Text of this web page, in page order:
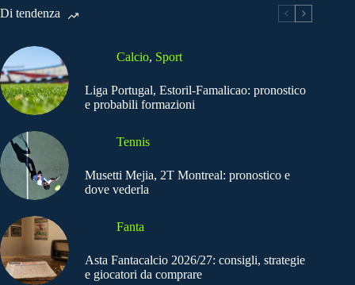
Di tendenza
Calcio, Sport
Liga Portugal, Estoril-Famalicao: pronostico
e probabili formazioni
Tennis
Musetti Mejia, 2T Montreal: pronostico e
dove vederla
Fanta
Asta Fantacalcio 2026/27: consigli, strategie
e giocatori da comprare